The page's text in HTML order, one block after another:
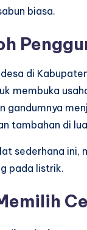
biasa.
desa di
membuka
gandumnya
tambahan di
sederhana ini,
pada listrik.